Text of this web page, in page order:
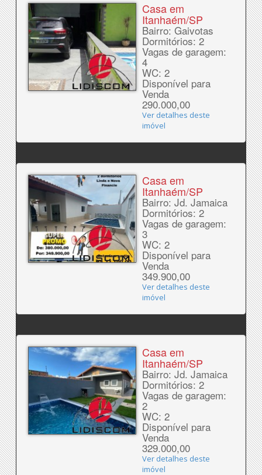
Casa em
Itanhaém/SP
Bairro: Gaivotas
Dormitórios: 2
Vagas de garagem:
4
WC: 2
Disponível para
Venda
290.000,00
Ver detalhes deste
imóvel
Casa em
Itanhaém/SP
Bairro: Jd. Jamaica
Dormitórios: 2
Vagas de garagem:
3
WC: 2
Disponível para
Venda
349.900,00
Ver detalhes deste
imóvel
Casa em
Itanhaém/SP
Bairro: Jd. Jamaica
Dormitórios: 2
Vagas de garagem:
2
WC: 2
Disponível para
Venda
329.000,00
Ver detalhes deste
imóvel